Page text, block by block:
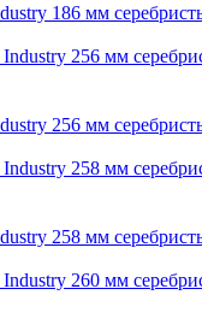
186 мм
256 мм
258 мм